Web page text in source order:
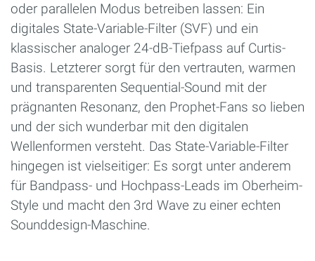
oder parallelen Modus betreiben lassen: Ein
digitales State-Variable-Filter (SVF) und ein
klassischer analoger 24-dB-Tiefpass auf Curtis-
Basis. Letzterer sorgt für den vertrauten, warmen
und transparenten Sequential-Sound mit der
prägnanten Resonanz, den Prophet-Fans so lieben
und der sich wunderbar mit den digitalen
Wellenformen versteht. Das State-Variable-Filter
hingegen ist vielseitiger: Es sorgt unter anderem
für Bandpass- und Hochpass-Leads im Oberheim-
Style und macht den 3rd Wave zu einer echten
Sounddesign-Maschine.